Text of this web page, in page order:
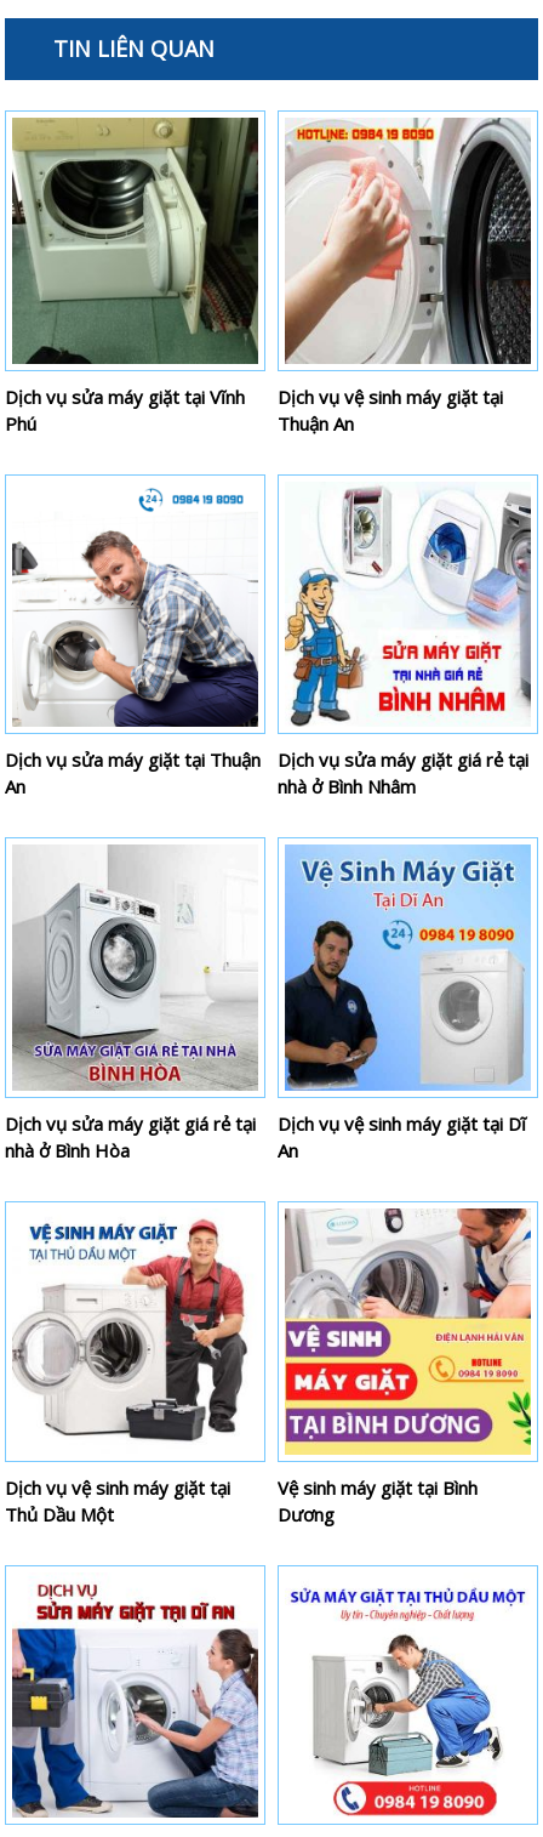
TIN LIÊN QUAN
Dịch vụ sửa máy giặt tại Vĩnh
Phú
Dịch vụ vệ sinh máy giặt tại
Thuận An
Dịch vụ sửa máy giặt tại Thuận
An
Dịch vụ sửa máy giặt giá rẻ tại
nhà ở Bình Nhâm
Dịch vụ sửa máy giặt giá rẻ tại
nhà ở Bình Hòa
Dịch vụ vệ sinh máy giặt tại Dĩ
An
Dịch vụ vệ sinh máy giặt tại
Thủ Dầu Một
Vệ sinh máy giặt tại Bình
Dương